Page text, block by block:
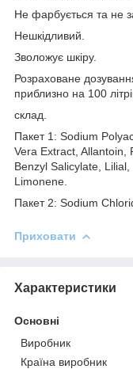
Не фарбується та не
Нешкідливий.
Зволожує шкіру.
Розраховане
приблизно на 100
склад.
Пакет 1: Sodium
Vera Extract, Allantoin,
Benzyl Salicylate,
Limonene.
Пакет 2: Sodium
Приховати
Характеристики
Основні
Виробник
Країна виробник